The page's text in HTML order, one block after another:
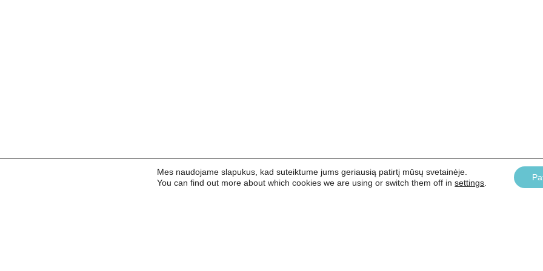
Mes naudojame slapukus, kad suteiktume jums geriausią patirtį mūsų svetainėje.
You can find out more about which cookies we are using or switch them off insettings